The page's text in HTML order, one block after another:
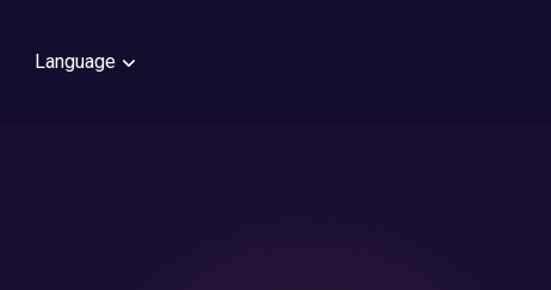
Language